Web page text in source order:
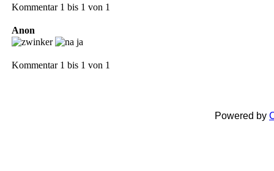
Kommentar 1 bis 1 von 1
Anon
Kommentar 1 bis 1 von 1
Powered by